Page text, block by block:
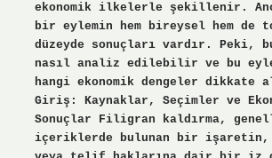
ekonomik ilkelerle şekillenir.
bir eylemin hem bireysel hem de
düzeyde sonuçları vardır. Peki,
nasıl analiz edilebilir ve bu
hangi ekonomik dengeler dikkate
Giriş: Kaynaklar, Seçimler ve
Sonuçlar Filigran kaldırma,
içeriklerde bulunan bir